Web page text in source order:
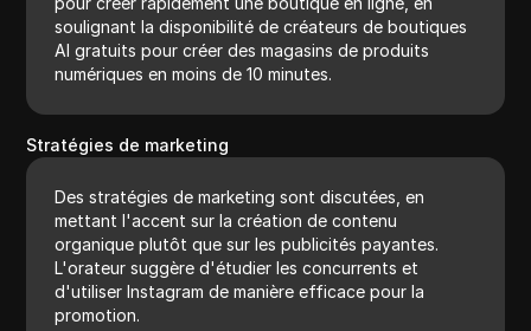
soulignant la disponibilité de créateurs de boutiques
AI gratuits pour créer des magasins de produits
numériques en moins de 10 minutes.
Stratégies de marketing
Des stratégies de marketing sont discutées, en
mettant l'accent sur la création de contenu
organique plutôt que sur les publicités payantes.
L'orateur suggère d'étudier les concurrents et
d'utiliser Instagram de manière efficace pour la
promotion.